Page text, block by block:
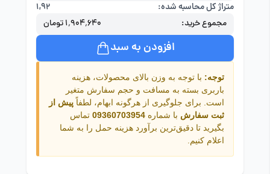
متراژ کل محاسبه شده:
۱,۹۲
مجموع خرید: ۱٬۹۰۴٬۶۴۰ تومان
افزودن به سبد
توجه: با توجه به وزن بالای محصولات، هزینه
باربری بسته به مسافت و حجم سفارش متغیر
است. برای جلوگیری از هرگونه ابهام، لطفاً پیش از
ثبت سفارش با شماره 09360703954 تماس
بگیرید تا دقیق‌ترین برآورد هزینه حمل را به شما
اعلام کنیم.